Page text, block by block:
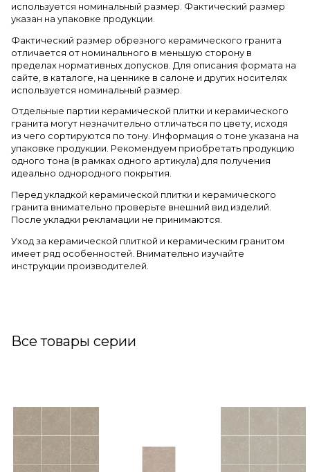
используется номинальный размер. Фактический размер
указан на упаковке продукции.
Фактический размер обрезного керамического гранита
отличается от номинального в меньшую сторону в
пределах нормативных допусков. Для описания формата на
сайте, в каталоге, на ценнике в салоне и других носителях
используется номинальный размер.
Отдельные партии керамической плитки и керамического
гранита могут незначительно отличаться по цвету, исходя
из чего сортируются по тону. Информация о тоне указана на
упаковке продукции. Рекомендуем приобретать продукцию
одного тона (в рамках одного артикула) для получения
идеально однородного покрытия.
Перед укладкой керамической плитки и керамического
гранита внимательно проверьте внешний вид изделий.
После укладки рекламации не принимаются.
Уход за керамической плиткой и керамическим гранитом
имеет ряд особенностей. Внимательно изучайте
инструкции производителей.
Все товары серии